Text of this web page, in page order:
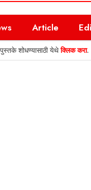
Article
शोधण्यासाठी येथेक्लिक करा.